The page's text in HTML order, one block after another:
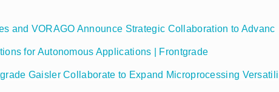
and VORAGO Announce Strategic Collaboration to Advanc
for Autonomous Applications | Frontgrade
Gaisler Collaborate to Expand Microprocessing Versatili